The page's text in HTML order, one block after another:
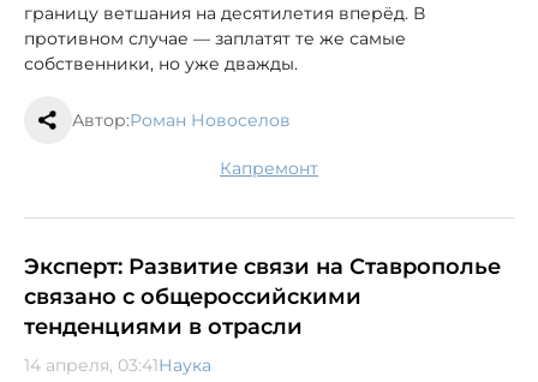
границу ветшания на десятилетия вперёд. В
противном случае — заплатят те же самые
собственники, но уже дважды.
Автор:Роман Новоселов
капремонт
Эксперт: Развитие связи на Ставрополье
связано с общероссийскими
тенденциями в отрасли
14 апреля, 03:41Наука